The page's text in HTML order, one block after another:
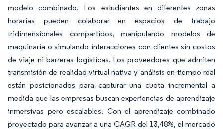
modelo combinado. Los estudiantes en diferentes zonas
horarias pueden colaborar en espacios de trabajo
tridimensionales compartidos, manipulando modelos de
maquinaria o simulando interacciones con clientes sin costos
de viaje ni barreras logísticas. Los proveedores que admiten
transmisión de realidad virtual nativa y análisis en tiempo real
están posicionados para capturar una cuota incremental a
medida que las empresas buscan experiencias de aprendizaje
inmersivas pero escalables. Con el aprendizaje combinado
proyectado para avanzar a una CAGR del 13,48%, el mercado